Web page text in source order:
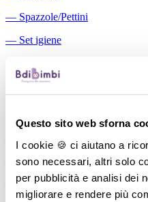
Questo sito web sforna
I cookie 🍪 ci aiutano a
sono necessari, altri solo
per pubblicità e analisi dei
migliorare e rendere più
― Spazzole/Pettini
― Set igiene
Aspiratori nasali manuali
―
Cuscini allattamento
―Biberon
―
Tettarelle